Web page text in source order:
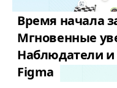
Время начала
Мгновенные
Наблюдатели и
Figma